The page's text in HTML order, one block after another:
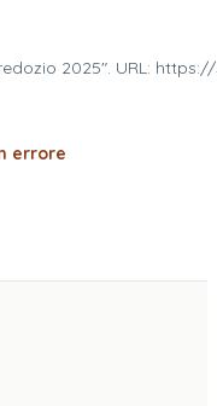
2025". URL:
errore